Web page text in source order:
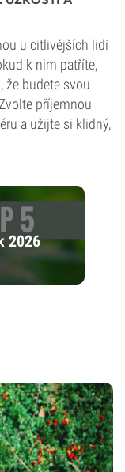
u citlivějších lidí
k nim patříte,
že budete svou
příjemnou
a užijte si klidný,
2026